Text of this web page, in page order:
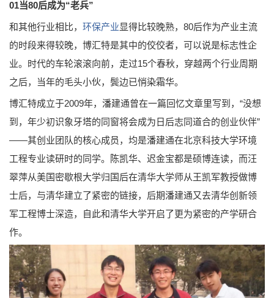
01当80后成为“老兵”
和其他行业相比， 环保产业显得比较晚熟，80后作为产业主流
的时段来得较晚，博汇特是其中的佼佼者，可以说是标志性企
业。时代的车轮滚滚向前，走过15个春秋，穿越两个行业周期
之后，当年的毛头小伙，鬓边已悄染霜华。
博汇特成立于2009年，潘建通曾在一篇回忆文章里写到，“没想
到，年少初识象牙塔的同窗将会成为日后志同道合的创业伙伴”
——其创业团队的核心成员，均是潘建通在北京科技大学环境
工程专业读研时的同学。陈凯华、迟金宝都是硕博连读，而汪
翠萍从美国密歇根大学归国后在清华大学师从王凯军教授做博
士后，与清华建立了紧密的链接，后期潘建通又去清华创新领
军工程博士深造，自此和清华大学开启了更为紧密的产学研合
作。